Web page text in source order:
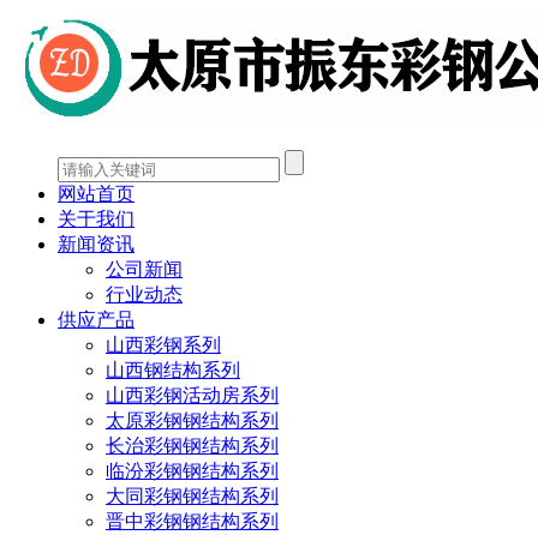
网站首页
关于我们
新闻资讯
公司新闻
行业动态
供应产品
山西彩钢系列
山西钢结构系列
山西彩钢活动房系列
太原彩钢钢结构系列
长治彩钢钢结构系列
临汾彩钢钢结构系列
大同彩钢钢结构系列
晋中彩钢钢结构系列